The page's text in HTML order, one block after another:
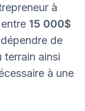
à
15 000$
de
ainsi
à une